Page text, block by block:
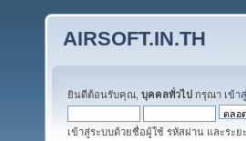
AIRSOFT.IN.TH
ยินดีต้อนรับคุณ, บุคคลทั่วไป กรุณา เข้า
เข้าสู่ระบบด้วยชื่อผู้ใช้ รหัสผ่าน และระย